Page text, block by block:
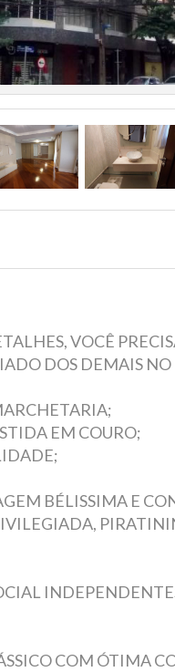
VOCÊ
DOS DEMAIS
EM COURO;
BÉLISSIMA E
COM ÓTIMA